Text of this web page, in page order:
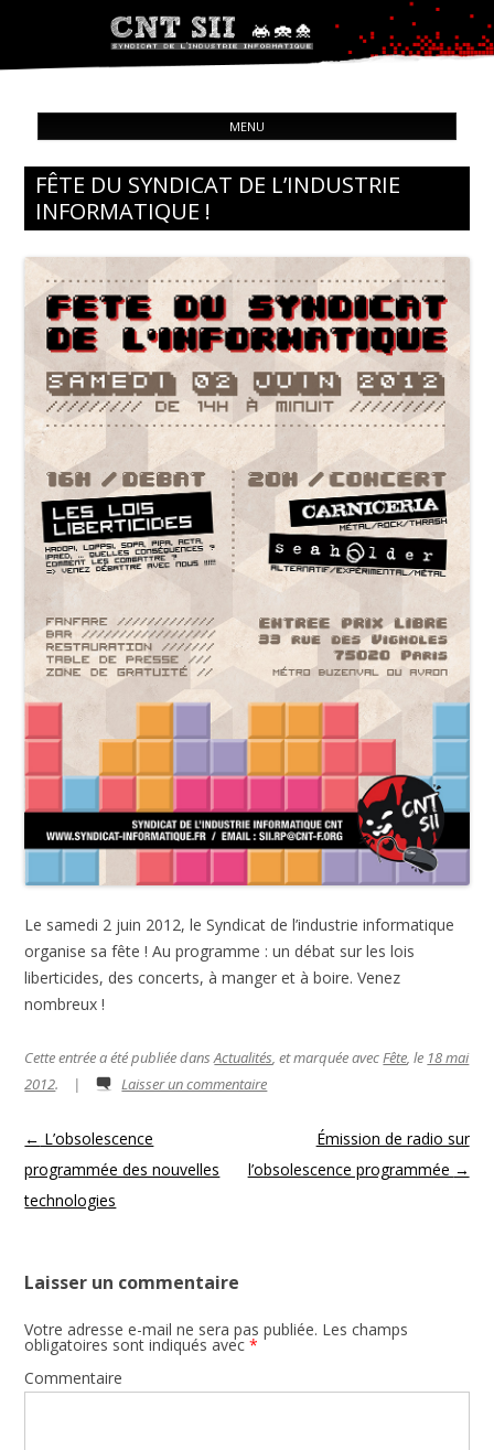
CNT – Solidarité Ouvrière
MENU
FÊTE DU SYNDICAT DE L’INDUSTRIE
INFORMATIQUE !
Le samedi 2 juin 2012, le Syndicat de l’industrie informatique
organise sa fête ! Au programme : un débat sur les lois
liberticides, des concerts, à manger et à boire. Venez
nombreux !
Cette entrée a été publiée dansActualités, et marquée avecFête, le 18 mai
2012. | Laisser un commentaire
Navigation des articles
← L’obsolescence
programmée des nouvelles
technologies
Émission de radio sur
l’obsolescence programmée →
Laisser un commentaire
Votre adresse e-mail ne sera pas publiée. Les champs
obligatoires sont indiqués avec*
Commentaire